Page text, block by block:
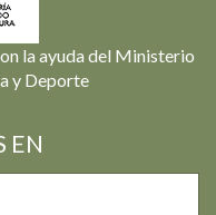
la ayuda del Ministerio
y Deporte
EN